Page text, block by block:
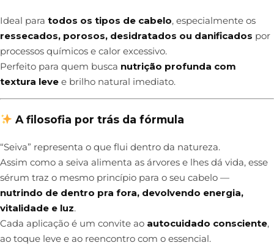
Ideal para todos os tipos de cabelo, especialmente os
ressecados, porosos, desidratados ou danificados por
processos químicos e calor excessivo.
Perfeito para quem busca nutrição profunda com
textura leve e brilho natural imediato.
A filosofia por trás da fórmula
“Seiva” representa o que flui dentro da natureza.
Assim como a seiva alimenta as árvores e lhes dá vida, esse
sérum traz o mesmo princípio para o seu cabelo —
nutrindo de dentro pra fora, devolvendo energia,
vitalidade e luz.
Cada aplicação é um convite ao autocuidado consciente,
ao toque leve e ao reencontro com o essencial.